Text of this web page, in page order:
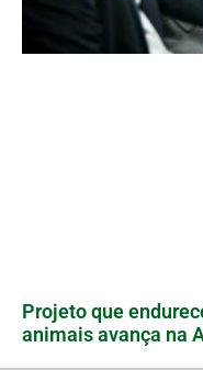
Projeto que
animais avança na